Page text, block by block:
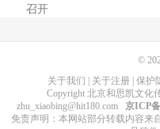
召开
©
关于我们 | 关于注册 | 保护
Copyright 北京和思凯文化
zhu_xiaobing@hit180.com
京ICP
免责声明：本网站部分转载内容来